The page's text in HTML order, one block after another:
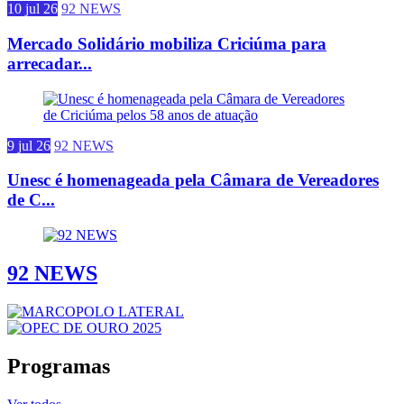
10 jul 26 92 NEWS
Mercado Solidário mobiliza Criciúma para
arrecadar...
9 jul 26 92 NEWS
Unesc é homenageada pela Câmara de Vereadores
de C...
92 NEWS
Programas